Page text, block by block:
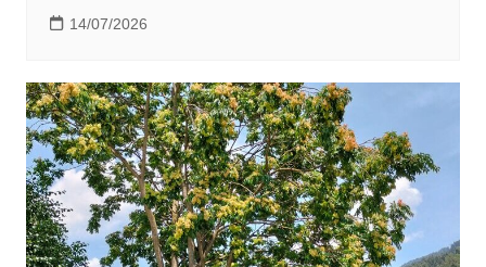
14/07/2026